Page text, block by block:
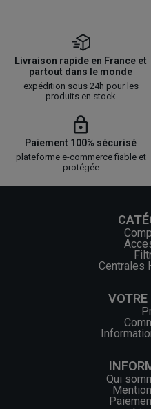
Livraison rapide en France et
partout dans le monde
expédition sous 24h pour les
produits en stock
Paiement 100% sécurisé
plateforme e-commerce fiable et
protégée
Centrales
Qui